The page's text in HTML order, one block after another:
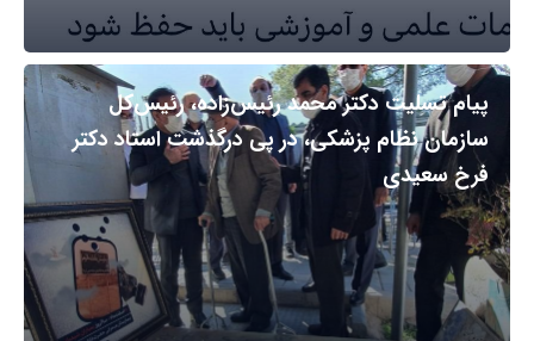
پیام تسلیت دکتر محمد رئیس‌زاده، رئیس‌کل
سازمان نظام پزشکی، در پی درگذشت استاد دکتر
فرخ سعیدی